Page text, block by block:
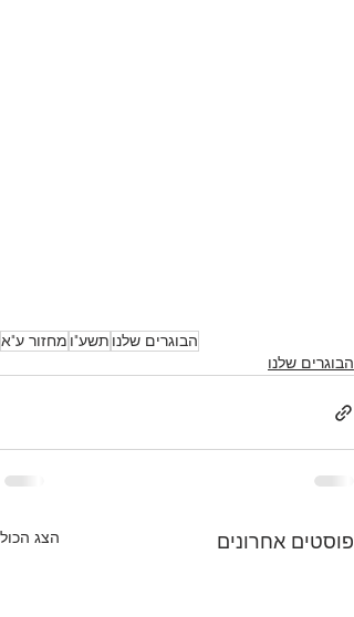
הבוגרים שלנו תשע"ו מחזור ע"א
הבוגרים שלנו
פוסטים אחרונים הצג הכול